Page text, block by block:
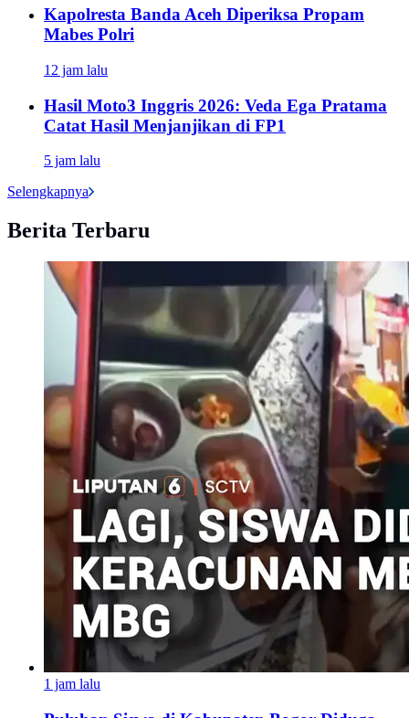
Kapolresta Banda Aceh Diperiksa Propam
Mabes Polri
12 jam lalu
Hasil Moto3 Inggris 2026: Veda Ega Pratama
Catat Hasil Menjanjikan di FP1
5 jam lalu
Selengkapnya
Berita Terbaru
1 jam lalu